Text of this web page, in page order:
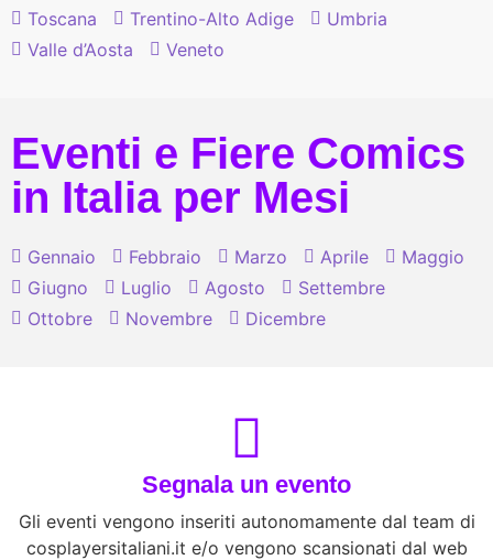
Toscana
Trentino-Alto Adige
Umbria
Valle d’Aosta
Veneto
Eventi e Fiere Comics
in Italia per Mesi
Gennaio Febbraio Marzo Aprile
Maggio
Giugno
Luglio Agosto
Settembre
Ottobre
Novembre Dicembre
Segnala un evento
Gli eventi vengono inseriti autonomamente dal team di
cosplayersitaliani.it e/o vengono scansionati dal web